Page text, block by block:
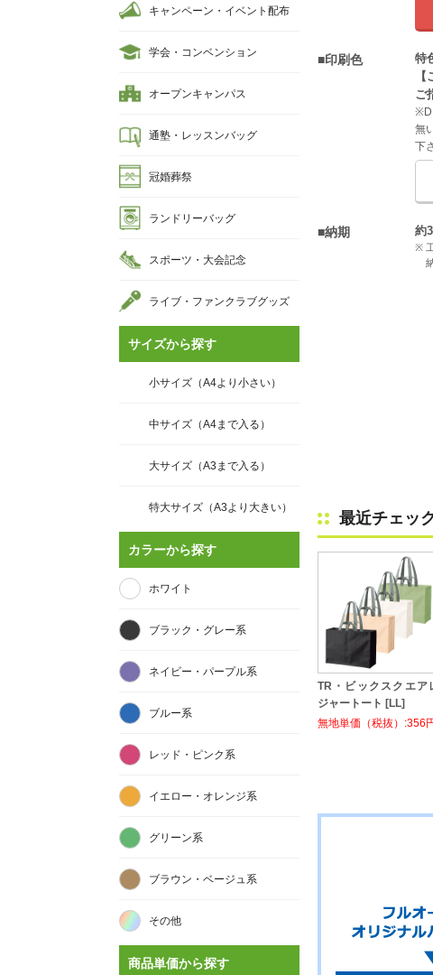
■印刷色
特
ご
無
下
■納期 約
最近チェッ
TR・ビックスクエア
ジャートート [LL]
無地単価（税抜）:356
キャンペーン・イベント配布
学会・コンベンション
オープンキャンパス
通塾・レッスンバッグ
冠婚葬祭
ランドリーバッグ
スポーツ・大会記念
ライブ・ファンクラブグッズ
サイズから探す
小サイズ（A4より小さい）
中サイズ（A4まで入る）
大サイズ（A3まで入る）
特大サイズ（A3より大きい）
カラーから探す
ホワイト
ブラック・グレー系
ネイビー・パープル系
ブルー系
レッド・ピンク系
イエロー・オレンジ系
グリーン系
ブラウン・ベージュ系
その他
商品単価から探す